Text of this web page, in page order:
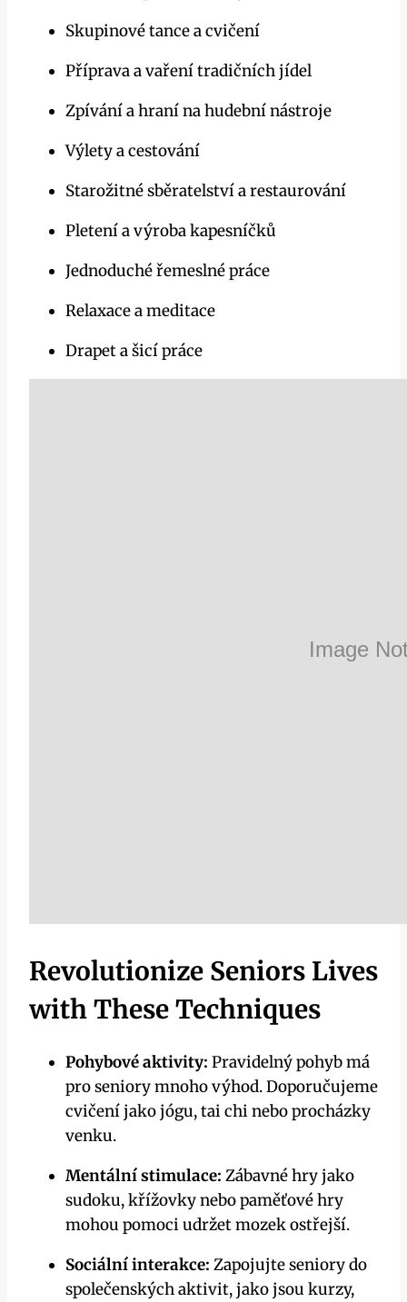
Skupinové tance a cvičení
Příprava a vaření tradičních jídel
Zpívání a hraní na hudební nástroje
Výlety a cestování
Starožitné sběratelství a restaurování
Pletení a výroba kapesníčků
Jednoduché řemeslné práce
Relaxace a meditace
Drapet a šicí práce
Revolutionize Seniors Lives
with These Techniques
Pohybové aktivity: Pravidelný pohyb má
pro seniory mnoho výhod. Doporučujeme
cvičení jako jógu, tai chi nebo procházky
venku.
Mentální stimulace: Zábavné hry jako
sudoku, křížovky nebo paměťové hry
mohou pomoci udržet mozek ostřejší.
Sociální interakce: Zapojujte seniory do
společenských aktivit, jako jsou kurzy,